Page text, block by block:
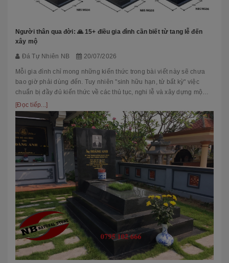
Người thân qua đời: 🙏 15+ điều gia đình cần biết từ tang lễ đến
xây mộ
Đá Tự Nhiên NB 20/07/2026
Mỗi gia đình chỉ mong những kiến thức trong bài viết này sẽ chưa
bao giờ phải dùng đến. Tuy nhiên "sinh hữu hạn, tử bất kỳ" việc
chuẩn bị đầy đủ kiến thức về các thủ tục, nghi lễ và xây dựng mộ
phầ...
[Đọc tiếp...]